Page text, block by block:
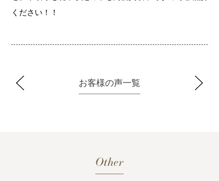
ください！！
お客様の声一覧
Other